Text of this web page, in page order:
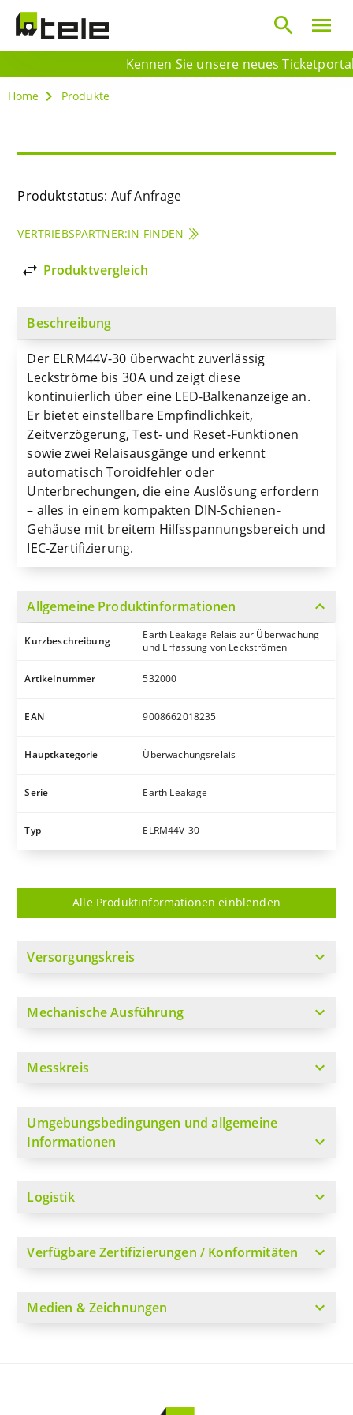
Kennen Sie unsere neues
menu
search
Home Produkte
Produktstatus: Auf Anfrage
VERTRIEBSPARTNER:IN FINDEN
import_export Produktvergleich
Beschreibung
Der ELRM44V-30 überwacht zuverlässig
Leckströme bis 30 A und zeigt diese
kontinuierlich über eine LED-Balkenanzeige an.
Er bietet einstellbare Empfindlichkeit,
Zeitverzögerung, Test- und Reset-Funktionen
sowie zwei Relaisausgänge und erkennt
automatisch Toroidfehler oder
Unterbrechungen, die eine Auslösung erfordern
– alles in einem kompakten DIN-Schienen-
Gehäuse mit breitem Hilfsspannungsbereich und
IEC-Zertifizierung.
Allgemeine Produktinformationen expand_more
Kurzbeschreibung
Earth Leakage Relais zur Überwachung
und Erfassung von Leckströmen
Artikelnummer 532000
EAN 9008662018235
Hauptkategorie Überwachungsrelais
Serie Earth Leakage
Typ ELRM44V-30
Alle Produktinformationen einblenden
Versorgungskreis expand_more
Mechanische Ausführung expand_more
Messkreis expand_more
Umgebungsbedingungen und allgemeine
Informationen
expand_more
Logistik expand_more
Verfügbare Zertifizierungen / Konformitäten expand_more
Medien & Zeichnungen expand_more